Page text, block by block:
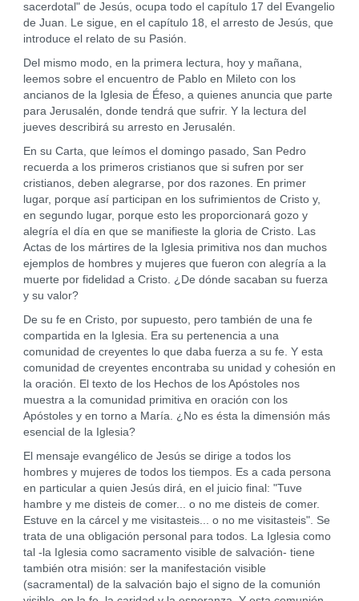
sacerdotal" de Jesús, ocupa todo el capítulo 17 del Evangelio
de Juan. Le sigue, en el capítulo 18, el arresto de Jesús, que
introduce el relato de su Pasión.
Del mismo modo, en la primera lectura, hoy y mañana,
leemos sobre el encuentro de Pablo en Mileto con los
ancianos de la Iglesia de Éfeso, a quienes anuncia que parte
para Jerusalén, donde tendrá que sufrir. Y la lectura del
jueves describirá su arresto en Jerusalén.
En su Carta, que leímos el domingo pasado, San Pedro
recuerda a los primeros cristianos que si sufren por ser
cristianos, deben alegrarse, por dos razones. En primer
lugar, porque así participan en los sufrimientos de Cristo y,
en segundo lugar, porque esto les proporcionará gozo y
alegría el día en que se manifieste la gloria de Cristo. Las
Actas de los mártires de la Iglesia primitiva nos dan muchos
ejemplos de hombres y mujeres que fueron con alegría a la
muerte por fidelidad a Cristo. ¿De dónde sacaban su fuerza
y su valor?
De su fe en Cristo, por supuesto, pero también de una fe
compartida en la Iglesia. Era su pertenencia a una
comunidad de creyentes lo que daba fuerza a su fe. Y esta
comunidad de creyentes encontraba su unidad y cohesión en
la oración. El texto de los Hechos de los Apóstoles nos
muestra a la comunidad primitiva en oración con los
Apóstoles y en torno a María. ¿No es ésta la dimensión más
esencial de la Iglesia?
El mensaje evangélico de Jesús se dirige a todos los
hombres y mujeres de todos los tiempos. Es a cada persona
en particular a quien Jesús dirá, en el juicio final: "Tuve
hambre y me disteis de comer... o no me disteis de comer.
Estuve en la cárcel y me visitasteis... o no me visitasteis". Se
trata de una obligación personal para todos. La Iglesia como
tal -la Iglesia como sacramento visible de salvación- tiene
también otra misión: ser la manifestación visible
(sacramental) de la salvación bajo el signo de la comunión